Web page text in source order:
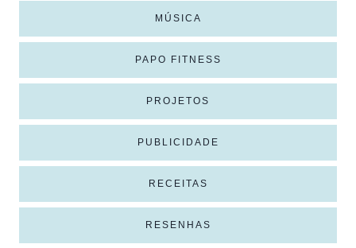
MÚSICA
PAPO FITNESS
PROJETOS
PUBLICIDADE
RECEITAS
RESENHAS